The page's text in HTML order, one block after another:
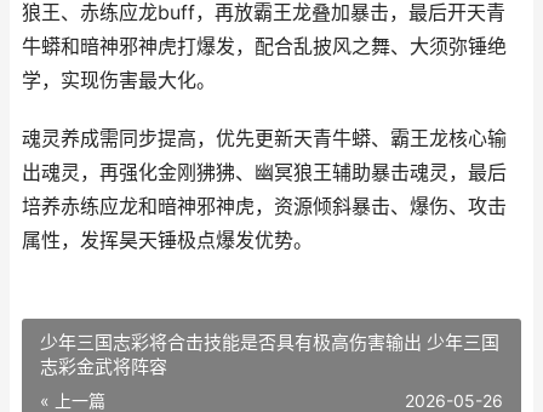
狼王、赤练应龙buff，再放霸王龙叠加暴击，最后开天青
牛蟒和暗神邪神虎打爆发，配合乱披风之舞、大须弥锤绝
学，实现伤害最大化。
魂灵养成需同步提高，优先更新天青牛蟒、霸王龙核心输
出魂灵，再强化金刚狒狒、幽冥狼王辅助暴击魂灵，最后
培养赤练应龙和暗神邪神虎，资源倾斜暴击、爆伤、攻击
属性，发挥昊天锤极点爆发优势。
少年三国志彩将合击技能是否具有极高伤害输出 少年三国
志彩金武将阵容
« 上一篇 2026-05-26